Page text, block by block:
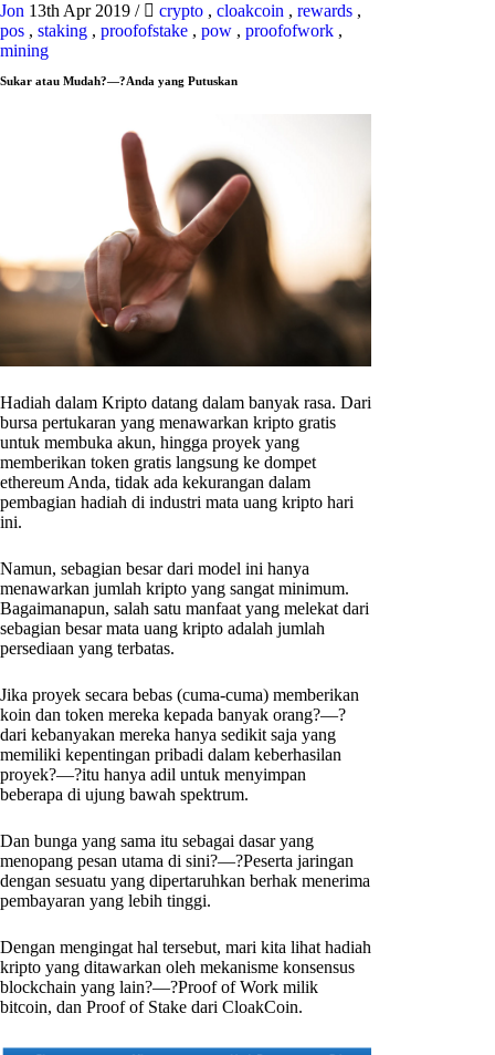
Jon 13th Apr 2019 / crypto , cloakcoin , rewards ,
pos , staking , proofofstake , pow , proofofwork ,
mining
Sukar atau Mudah?—?Anda yang Putuskan
Hadiah dalam Kripto datang dalam banyak rasa. Dari
bursa pertukaran yang menawarkan kripto gratis
untuk membuka akun, hingga proyek yang
memberikan token gratis langsung ke dompet
ethereum Anda, tidak ada kekurangan dalam
pembagian hadiah di industri mata uang kripto hari
ini.
Namun, sebagian besar dari model ini hanya
menawarkan jumlah kripto yang sangat minimum.
Bagaimanapun, salah satu manfaat yang melekat dari
sebagian besar mata uang kripto adalah jumlah
persediaan yang terbatas.
Jika proyek secara bebas (cuma-cuma) memberikan
koin dan token mereka kepada banyak orang?—?
dari kebanyakan mereka hanya sedikit saja yang
memiliki kepentingan pribadi dalam keberhasilan
proyek?—?itu hanya adil untuk menyimpan
beberapa di ujung bawah spektrum.
Dan bunga yang sama itu sebagai dasar yang
menopang pesan utama di sini?—?Peserta jaringan
dengan sesuatu yang dipertaruhkan berhak menerima
pembayaran yang lebih tinggi.
Dengan mengingat hal tersebut, mari kita lihat hadiah
kripto yang ditawarkan oleh mekanisme konsensus
blockchain yang lain?—?Proof of Work milik
bitcoin, dan Proof of Stake dari CloakCoin.